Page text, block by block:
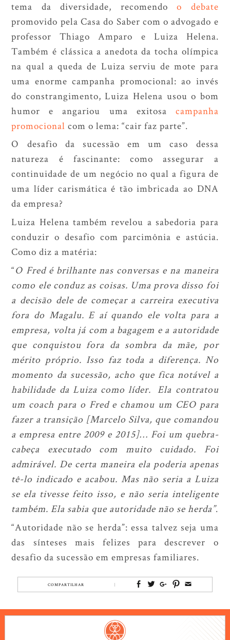
tema da diversidade, recomendoo debate
promovido pela Casa do Saber com o advogado e
professor Thiago Amparo e Luiza Helena.
Também é clássica a anedota da tocha olímpica
na qual a queda de Luiza serviu de mote para
uma enorme campanha promocional: ao invés
do constrangimento, Luiza Helena usou o bom
humor e angariou uma exitosa campanha
promocional com o lema: “cair faz parte”.
O desafio da sucessão em um caso dessa
natureza é fascinante: como assegurar a
continuidade de um negócio no qual a figura de
uma líder carismática é tão imbricada ao DNA
da empresa?
Luiza Helena também revelou a sabedoria para
conduzir o desafio com parcimônia e astúcia.
Como diz a matéria:
“O Fred é brilhante nas conversas e na maneira
como ele conduz as coisas. Uma prova disso foi
a decisão dele de começar a carreira executiva
fora do Magalu. E aí quando ele volta para a
empresa, volta já com a bagagem e a autoridade
que conquistou fora da sombra da mãe, por
mérito próprio. Isso faz toda a diferença. No
momento da sucessão, acho que fica notável a
habilidade da Luiza como líder. Ela contratou
um coach para o Fred e chamou um CEO para
fazer a transição [Marcelo Silva, que comandou
a empresa entre 2009 e 2015]… Foi um quebra-
cabeça executado com muito cuidado. Foi
admirável. De certa maneira ela poderia apenas
tê-lo indicado e acabou. Mas não seria a Luiza
se ela tivesse feito isso, e não seria inteligente
também. Ela sabia que autoridade não se herda”.
“Autoridade não se herda”: essa talvez seja uma
das sínteses mais felizes para descrever o
desafio da sucessão em empresas familiares.
COMPARTILHAR